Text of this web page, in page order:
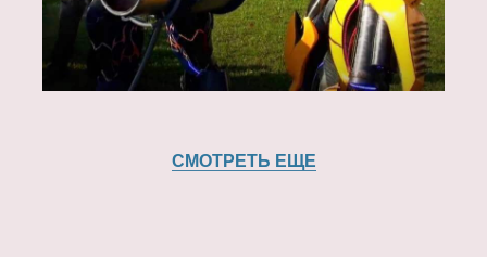
СМОТРЕТЬ ЕЩЕ